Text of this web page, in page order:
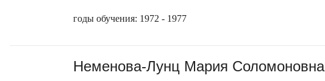
годы обучения: 1972 - 1977
Неменова-Лунц Мария Соломоновна